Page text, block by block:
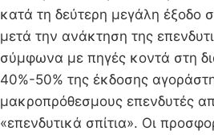
κατά τη δεύτερη μεγάλη έξοδο
μετά την ανάκτηση της
σύμφωνα με πηγές κοντά στη
40%-50% της έκδοσης
μακροπρόθεσμους επενδυτές
«επενδυτικά σπίτια». Οι